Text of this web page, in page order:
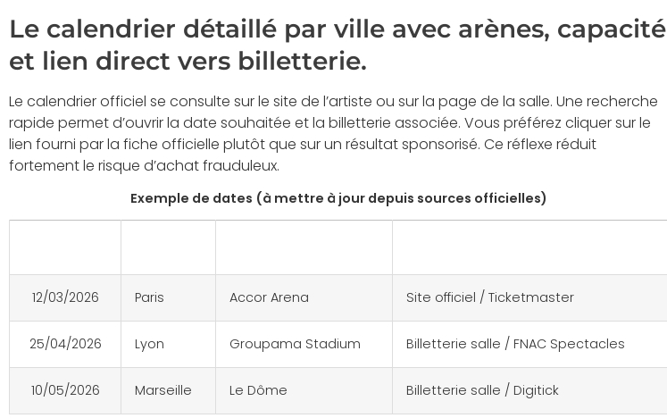
Le calendrier détaillé par ville avec arènes, capacité
et lien direct vers billetterie.
Le calendrier officiel se consulte sur le site de l’artiste ou sur la page de la salle. Une recherche
rapide permet d’ouvrir la date souhaitée et la billetterie associée. Vous préférez cliquer sur le
lien fourni par la fiche officielle plutôt que sur un résultat sponsorisé. Ce réflexe réduit
fortement le risque d’achat frauduleux.
Exemple de dates (à mettre à jour depuis sources officielles)
12/03/2026 Paris Accor Arena Site officiel / Ticketmaster
25/04/2026 Lyon Groupama Stadium Billetterie salle / FNAC Spectacles
10/05/2026 Marseille Le Dôme Billetterie salle / Digitick